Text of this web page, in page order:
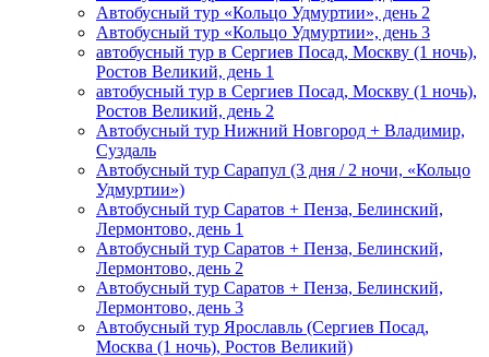
Автобусный тур «Кольцо Удмуртии», день 2
Автобусный тур «Кольцо Удмуртии», день 3
автобусный тур в Сергиев Посад, Москву (1 ночь),
Ростов Великий, день 1
автобусный тур в Сергиев Посад, Москву (1 ночь),
Ростов Великий, день 2
Автобусный тур Нижний Новгород + Владимир,
Суздаль
Автобусный тур Сарапул (3 дня / 2 ночи, «Кольцо
Удмуртии»)
Автобусный тур Саратов + Пенза, Белинский,
Лермонтово, день 1
Автобусный тур Саратов + Пенза, Белинский,
Лермонтово, день 2
Автобусный тур Саратов + Пенза, Белинский,
Лермонтово, день 3
Автобусный тур Ярославль (Сергиев Посад,
Москва (1 ночь), Ростов Великий)